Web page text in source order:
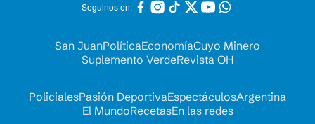
Seguinos en:
San JuanPolíticaEconomíaCuyo Minero
Suplemento VerdeRevista OH
PolicialesPasión DeportivaEspectáculosArgentina
El MundoRecetasEn las redes